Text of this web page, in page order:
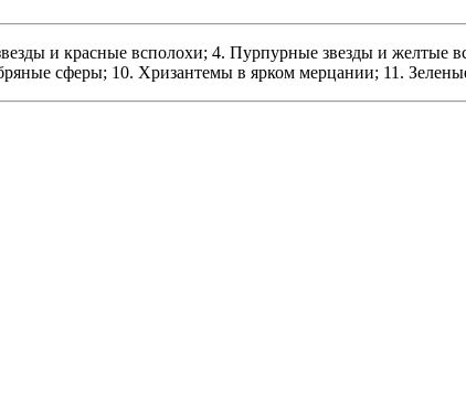
и красные всполохи; 4. Пурпурные звезды и желтые
сферы; 10. Хризантемы в ярком мерцании; 11.